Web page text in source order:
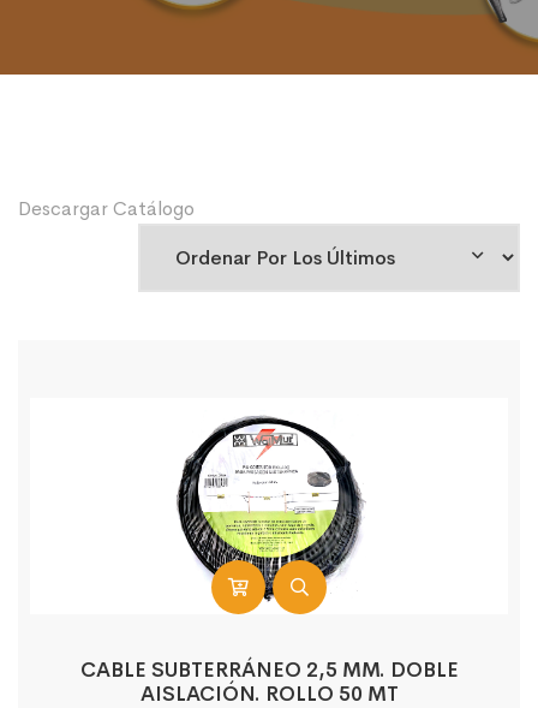
Descargar Catálogo
CABLE SUBTERRÁNEO 2,5 MM. DOBLE
AISLACIÓN. ROLLO 50 MT